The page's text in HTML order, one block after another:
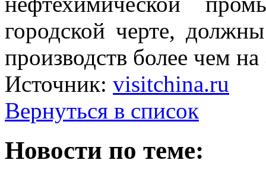
городской черте,
производств более чем
Источник: visitchina.ru
Вернуться в список
Новости по теме: